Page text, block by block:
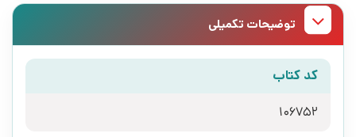
توضیحات تکمیلی
کد کتاب
106752